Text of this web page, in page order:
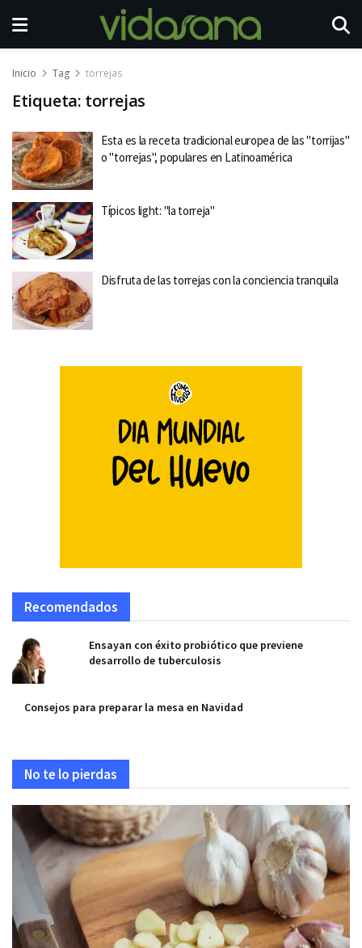
Inicio Tag torrejas
Etiqueta: torrejas
Esta es la receta tradicional europea de las "torrijas"
o "torrejas", populares en Latinoamérica
Típicos light: "la torreja"
Disfruta de las torrejas con la conciencia tranquila
Recomendados
Ensayan con éxito probiótico que previene
desarrollo de tuberculosis
Consejos para preparar la mesa en Navidad
No te lo pierdas